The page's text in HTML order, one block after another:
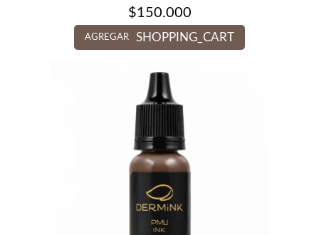
$150.000
AGREGAR SHOPPING_CART